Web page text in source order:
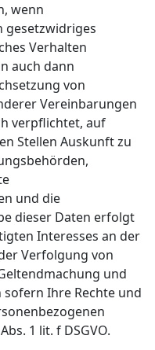
wenn
gesetzwidriges
Verhalten
auch dann
von
Vereinbarungen
verpflichtet, auf
Stellen Auskunft zu
und die
dieser Daten erfolgt
Interesses an der
Verfolgung von
und
Ihre Rechte und
1 lit. f DSGVO.